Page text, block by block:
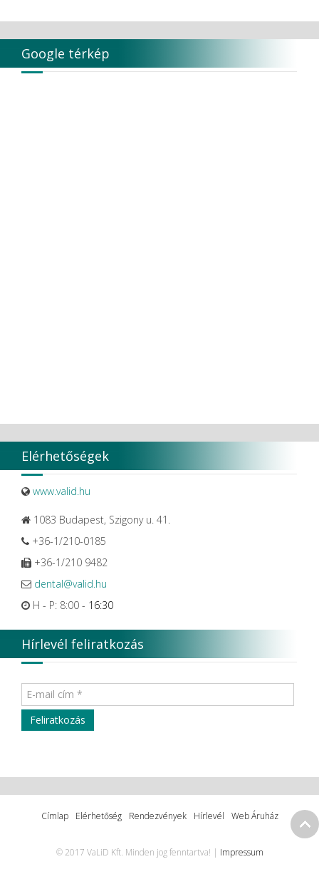
Google térkép
Elérhetőségek
www.valid.hu
1083 Budapest, Szigony u. 41.
+36-1/210-0185
+36-1/210 9482
dental@valid.hu
H - P: 8:00 - 16:30
Hírlevél feliratkozás
Címlap Elérhetőség Rendezvények Hírlevél Web Áruház
© 2017 VaLiD Kft. Minden jog fenntartva! | Impressum